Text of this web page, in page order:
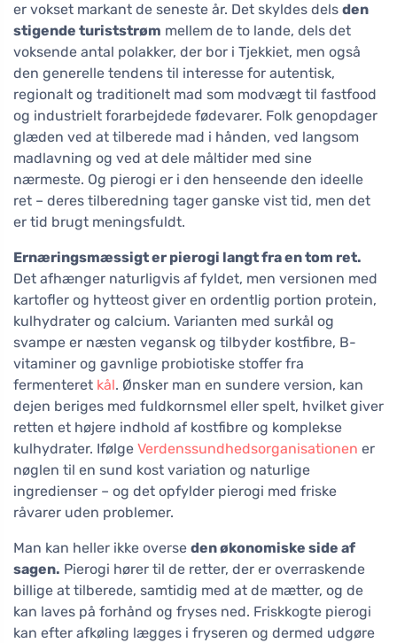
er vokset markant de seneste år. Det skyldes dels den
stigende turiststrøm mellem de to lande, dels det
voksende antal polakker, der bor i Tjekkiet, men også
den generelle tendens til interesse for autentisk,
regionalt og traditionelt mad som modvægt til fastfood
og industrielt forarbejdede fødevarer. Folk genopdager
glæden ved at tilberede mad i hånden, ved langsom
madlavning og ved at dele måltider med sine
nærmeste. Og pierogi er i den henseende den ideelle
ret – deres tilberedning tager ganske vist tid, men det
er tid brugt meningsfuldt.
Ernæringsmæssigt er pierogi langt fra en tom ret.
Det afhænger naturligvis af fyldet, men versionen med
kartofler og hytteost giver en ordentlig portion protein,
kulhydrater og calcium. Varianten med surkål og
svampe er næsten vegansk og tilbyder kostfibre, B-
vitaminer og gavnlige probiotiske stoffer fra
fermenteret kål. Ønsker man en sundere version, kan
dejen beriges med fuldkornsmel eller spelt, hvilket giver
retten et højere indhold af kostfibre og komplekse
kulhydrater. Ifølge Verdenssundhedsorganisationen er
nøglen til en sund kost variation og naturlige
ingredienser – og det opfylder pierogi med friske
råvarer uden problemer.
Man kan heller ikke overse den økonomiske side af
sagen. Pierogi hører til de retter, der er overraskende
billige at tilberede, samtidig med at de mætter, og de
kan laves på forhånd og fryses ned. Friskkogte pierogi
kan efter afkøling lægges i fryseren og dermed udgøre